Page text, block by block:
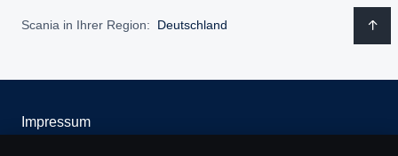
Scania in Ihrer Region: Deutschland
Impressum